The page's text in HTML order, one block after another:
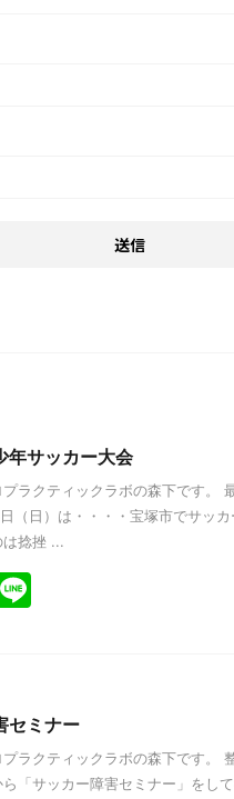
年サッカー大会
ラクティックラボの森下です。
（日）は・・・・宝塚市でサッ
捻挫 ...
セミナー
ラクティックラボの森下です。
「サッカー障害セミナー」をし